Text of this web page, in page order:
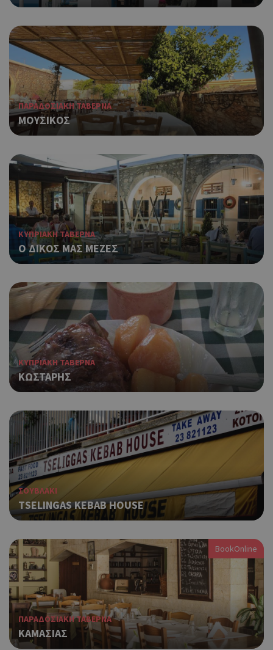
ΠΑΡΑΔΟΣΙΑΚΗ ΤΑΒΕΡΝΑ
ΜΟΥΣΙΚΟΣ
ΚΥΠΡΙΑΚΗ ΤΑΒΕΡΝΑ
Ο ΔΙΚΟΣ ΜΑΣ ΜΕΖΕΣ
ΚΥΠΡΙΑΚΗ ΤΑΒΕΡΝΑ
ΚΩΣΤΑΡΗΣ
ΣΟΥΒΛΑΚΙ
TSELINGAS KEBAB HOUSE
ΠΑΡΑΔΟΣΙΑΚΗ ΤΑΒΕΡΝΑ
ΚΑΜΑΣΙΑΣ
BookOnline